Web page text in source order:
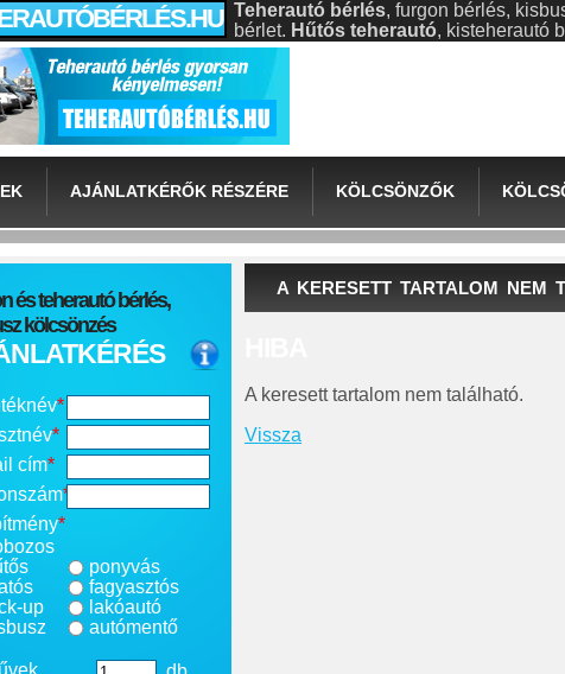
Teherautó bérlés, furgon bérlés,
bérlet. Hűtős teherautó, kisteherautó
AJÁNLATKÉRŐK RÉSZÉRE KÖLCSÖNZŐK
és teherautó bérlés,
kölcsönzés
*
*
cím*
*
*
up
ponyvás
fagyasztós
lakóautó
autómentő
A KERESETT TARTALOM NEM
A keresett tartalom nem található.
Vissza